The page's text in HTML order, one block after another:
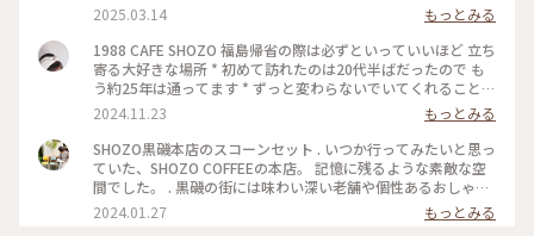
2025.03.14
もっとみる
1988 CAFE SHOZO 福島帰省の際は必ずといっていいほど 立ち
寄る大好きな場所 * 初めて訪れたのは20代半ばだったので も
う約25年は通ってます * ずっと変わらないでいてくれることが
2024.11.23
もっとみる
SHOZO黒磯本店のスコーンセット . いつか行ってみたいと思っ
ていた、SHOZO COFFEEの本店。 記憶に残るような素敵な空
間でした。 . 黒磯の街には味わい深い老舗や個性あるおしゃれ
なショップが点在していて、街歩きもじっくり楽しめます。 . .
＊スコーンセット、森のブレンド . . #shozocoffee #shozo
2024.01.27 もっとみる